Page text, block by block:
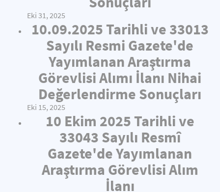
Eki 31, 2025
10.09.2025 Tarihli ve 33013
Sayılı Resmi Gazete'de
Yayımlanan Araştırma
Görevlisi Alımı İlanı Nihai
Değerlendirme Sonuçları
Eki 15, 2025
10 Ekim 2025 Tarihli ve
33043 Sayılı Resmî
Gazete'de Yayımlanan
Araştırma Görevlisi Alım
İlanı